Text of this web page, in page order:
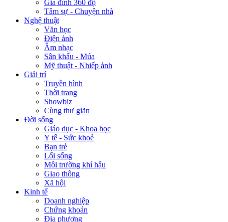
Gia đình 360 độ
Tâm sự - Chuyện nhà
Nghệ thuật
Văn học
Điện ảnh
Âm nhạc
Sân khấu - Múa
Mỹ thuật - Nhiếp ảnh
Giải trí
Truyền hình
Thời trang
Showbiz
Cùng thư giãn
Đời sống
Giáo dục - Khoa học
Y tế - Sức khoẻ
Bạn trẻ
Lối sống
Môi trường khí hậu
Giao thông
Xã hội
Kinh tế
Doanh nghiệp
Chứng khoán
Địa phương